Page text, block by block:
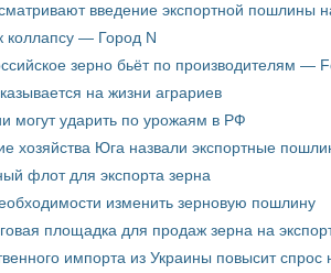
введение экспортной пошлины
коллапсу — Город N
зерно бьёт по производителям —
на жизни аграриев
могут ударить по урожаям в РФ
хозяйства Юга назвали экспортные
флот для экспорта зерна
изменить зерновую пошлину
площадка для продаж зерна на
импорта из Украины повысит